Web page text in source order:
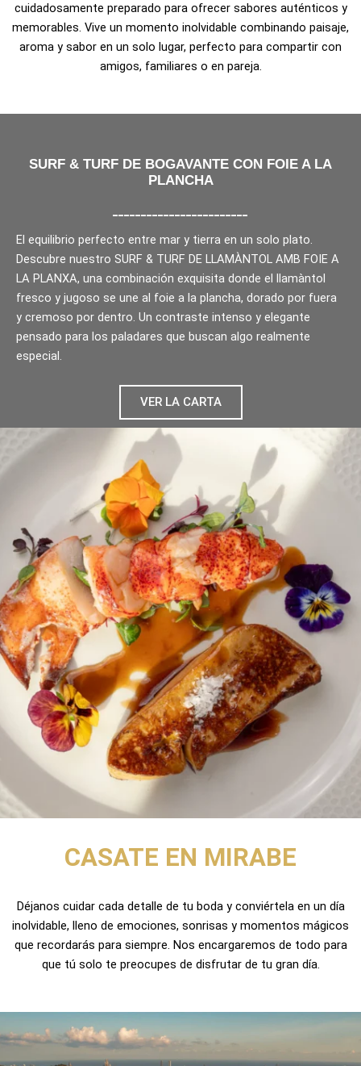
cuidadosamente preparado para ofrecer sabores auténticos y
memorables. Vive un momento inolvidable combinando paisaje,
aroma y sabor en un solo lugar, perfecto para compartir con
amigos, familiares o en pareja.
SURF & TURF DE BOGAVANTE CON FOIE A LA
PLANCHA
El equilibrio perfecto entre mar y tierra en un solo plato.
Descubre nuestro SURF & TURF DE LLAMÀNTOL AMB FOIE A
LA PLANXA, una combinación exquisita donde el llamàntol
fresco y jugoso se une al foie a la plancha, dorado por fuera
y cremoso por dentro. Un contraste intenso y elegante
pensado para los paladares que buscan algo realmente
especial.
VER LA CARTA
CASATE EN MIRABE
Déjanos cuidar cada detalle de tu boda y conviértela en un día
inolvidable, lleno de emociones, sonrisas y momentos mágicos
que recordarás para siempre. Nos encargaremos de todo para
que tú solo te preocupes de disfrutar de tu gran día.